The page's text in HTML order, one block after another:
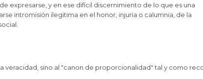
expresarse, y en ese difícil discernimiento de lo que es una
intromisión ilegitima en el honor, injuria o calumnia, de la
veracidad, sino al "canon de proporcionalidad" tal y como